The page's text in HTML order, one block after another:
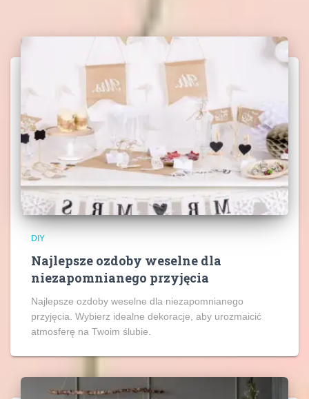
DIY
Najlepsze ozdoby weselne dla
niezapomnianego przyjęcia
Najlepsze ozdoby weselne dla niezapomnianego
przyjęcia. Wybierz idealne dekoracje, aby urozmaicić
atmosferę na Twoim ślubie.